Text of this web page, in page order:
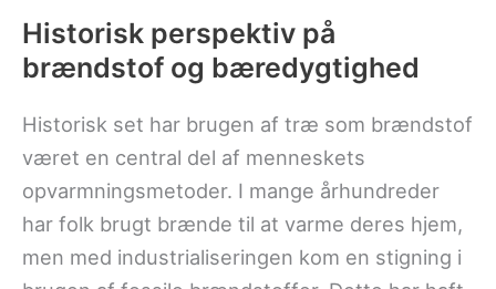
Historisk perspektiv på
brændstof og bæredygtighed
Historisk set har brugen af træ som brændstof
været en central del af menneskets
opvarmningsmetoder. I mange århundreder
har folk brugt brænde til at varme deres hjem,
men med industrialiseringen kom en stigning i